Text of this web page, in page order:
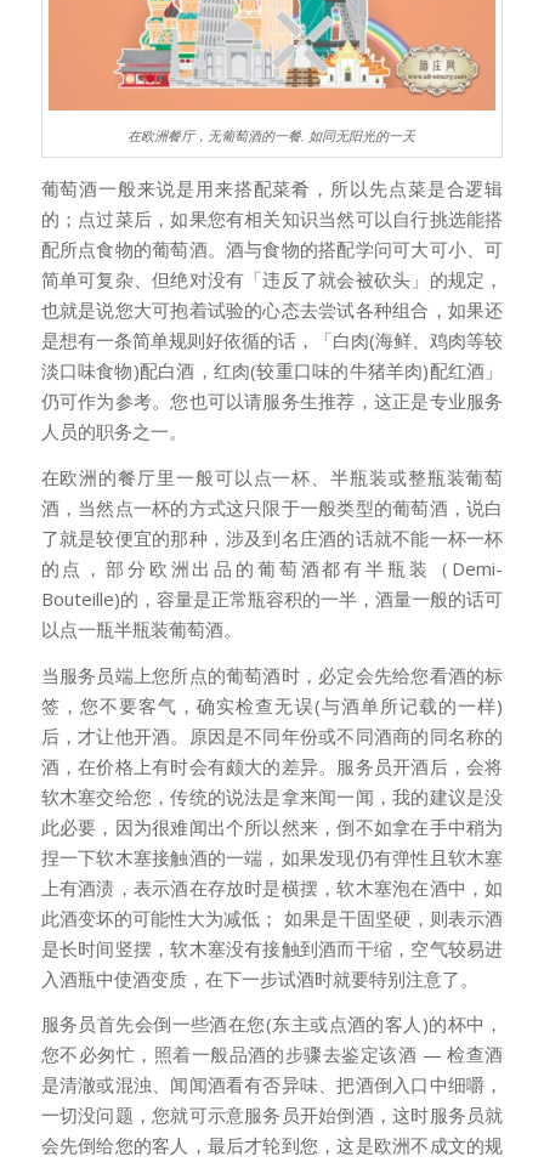
在欧洲餐厅，无葡萄酒的一餐, 如同无阳光的一天
葡萄酒一般来说是用来搭配菜肴，所以先点菜是合逻辑
的；点过菜后，如果您有相关知识当然可以自行挑选能搭
配所点食物的葡萄酒。酒与食物的搭配学问可大可小、可
简单可复杂、但绝对没有「违反了就会被砍头」的规定，
也就是说您大可抱着试验的心态去尝试各种组合，如果还
是想有一条简单规则好依循的话，「白肉(海鲜、鸡肉等较
淡口味食物)配白酒，红肉(较重口味的牛猪羊肉)配红酒」
仍可作为参考。您也可以请服务生推荐，这正是专业服务
人员的职务之一。
在欧洲的餐厅里一般可以点一杯、半瓶装或整瓶装葡萄
酒，当然点一杯的方式这只限于一般类型的葡萄酒，说白
了就是较便宜的那种，涉及到名庄酒的话就不能一杯一杯
的点，部分欧洲出品的葡萄酒都有半瓶装（Demi-
Bouteille)的，容量是正常瓶容积的一半，酒量一般的话可
以点一瓶半瓶装葡萄酒。
当服务员端上您所点的葡萄酒时，必定会先给您看酒的标
签，您不要客气，确实检查无误(与酒单所记载的一样)
后，才让他开酒。原因是不同年份或不同酒商的同名称的
酒，在价格上有时会有颇大的差异。服务员开酒后，会将
软木塞交给您，传统的说法是拿来闻一闻，我的建议是没
此必要，因为很难闻出个所以然来，倒不如拿在手中稍为
捏一下软木塞接触酒的一端，如果发现仍有弹性且软木塞
上有酒渍，表示酒在存放时是横摆，软木塞泡在酒中，如
此酒变坏的可能性大为减低； 如果是干固坚硬，则表示酒
是长时间竖摆，软木塞没有接触到酒而干缩，空气较易进
入酒瓶中使酒变质，在下一步试酒时就要特别注意了。
服务员首先会倒一些酒在您(东主或点酒的客人)的杯中，
您不必匆忙，照着一般品酒的步骤去鉴定该酒 — 检查酒
是清澈或混浊、闻闻酒看有否异味、把酒倒入口中细嚼，
一切没问题，您就可示意服务员开始倒酒，这时服务员就
会先倒给您的客人，最后才轮到您，这是欧洲不成文的规